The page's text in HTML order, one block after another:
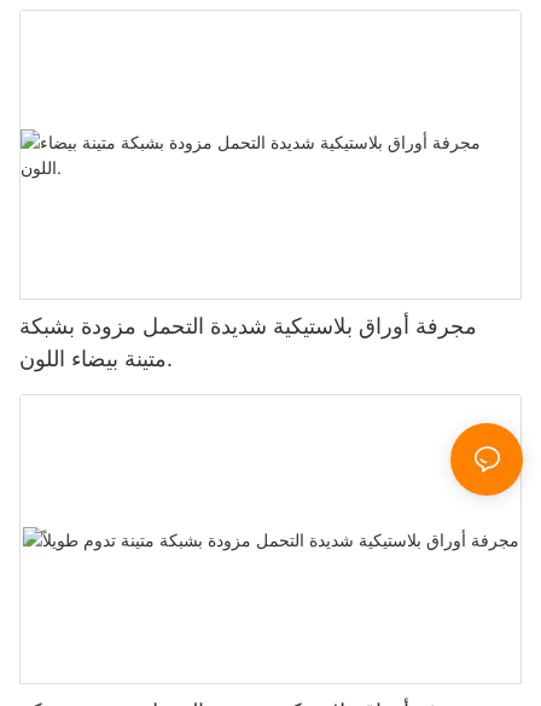
مجرفة أوراق بلاستيكية شديدة التحمل مزودة بشبكة
متينة بيضاء اللون.